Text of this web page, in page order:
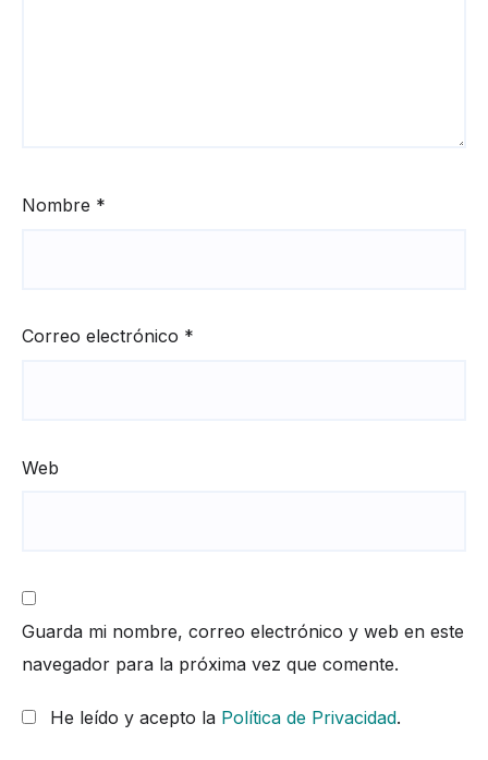
Nombre *
Correo electrónico *
Web
Guarda mi nombre, correo electrónico y web en este
navegador para la próxima vez que comente.
He leído y acepto la Política de Privacidad.